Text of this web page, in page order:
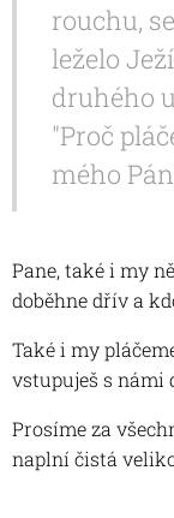
rouchu,
leželo
druhého
"Proč
mého
Pane, také i my
doběhne dřív a
Také i my
vstupuješ s námi
Prosíme za
naplní čistá